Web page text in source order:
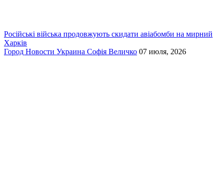
Російські війська продовжують скидати авіабомби на мирний
Харків
Город Новости Украина Софія Величко 07 июля, 2026